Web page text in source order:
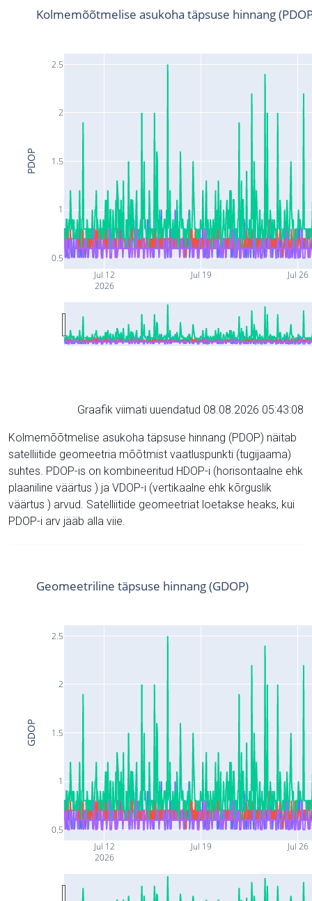
Jul 12
2026
Jul 19 Jul 26
0.5
1
1.5
2
2.5
Kolmemõõtmelise asukoha täpsuse hinnang
PDOP
Graafik viimati uuendatud 08.08.2026 05:43:08
Kolmemõõtmelise asukoha täpsuse hinnang (PDOP) näitab
satelliitide geomeetria mõõtmist vaatluspunkti (tugijaama)
suhtes. PDOP-is on kombineeritud HDOP-i (horisontaalne ehk
plaaniline väärtus ) ja VDOP-i (vertikaalne ehk kõrguslik
väärtus ) arvud. Satelliitide geomeetriat loetakse heaks, kui
PDOP-i arv jääb alla viie.
Jul 12
2026
Jul 19 Jul 26
0.5
1
1.5
2
2.5
Geomeetriline täpsuse hinnang (GDOP)
GDOP